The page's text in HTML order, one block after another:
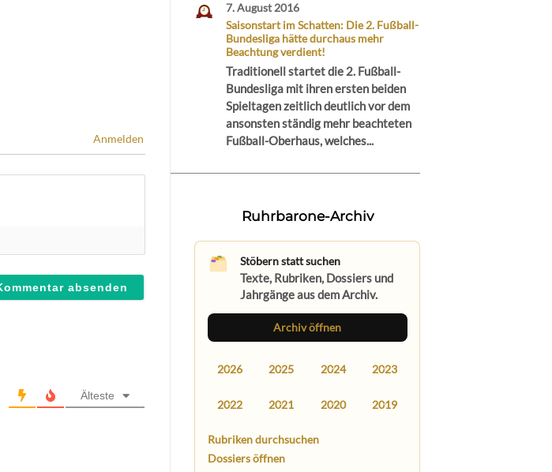
Anmelden
Älteste
7. August 2016
Saisonstart im Schatten: Die 2. Fußball-
Bundesliga hätte durchaus mehr
Beachtung verdient!
Traditionell startet die 2. Fußball-
Bundesliga mit ihren ersten beiden
Spieltagen zeitlich deutlich vor dem
ansonsten ständig mehr beachteten
Fußball-Oberhaus, welches...
Ruhrbarone-Archiv
Stöbern statt suchen
Texte, Rubriken, Dossiers und
Jahrgänge aus dem Archiv.
Archiv öffnen
2026 2025 2024 2023
2022 2021 2020 2019
Rubriken durchsuchen
Dossiers öffnen